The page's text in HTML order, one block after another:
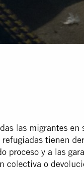
las migrantes en
tienen
proceso y a las
colectiva o